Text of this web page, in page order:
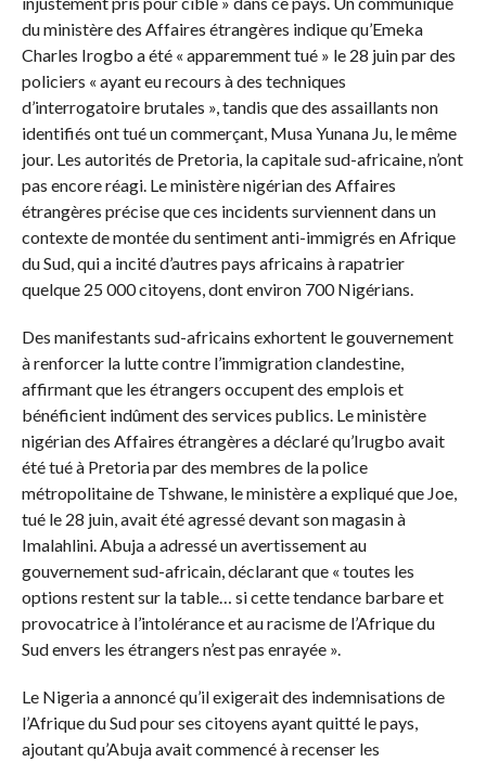
du ministère des Affaires étrangères indique qu’Emeka
Charles Irogbo a été « apparemment tué » le 28 juin par des
policiers « ayant eu recours à des techniques
d’interrogatoire brutales », tandis que des assaillants non
identifiés ont tué un commerçant, Musa Yunana Ju, le même
jour. Les autorités de Pretoria, la capitale sud-africaine, n’ont
pas encore réagi. Le ministère nigérian des Affaires
étrangères précise que ces incidents surviennent dans un
contexte de montée du sentiment anti-immigrés en Afrique
du Sud, qui a incité d’autres pays africains à rapatrier
quelque 25 000 citoyens, dont environ 700 Nigérians.
Des manifestants sud-africains exhortent le gouvernement
à renforcer la lutte contre l’immigration clandestine,
affirmant que les étrangers occupent des emplois et
bénéficient indûment des services publics. Le ministère
nigérian des Affaires étrangères a déclaré qu’Irugbo avait
été tué à Pretoria par des membres de la police
métropolitaine de Tshwane, le ministère a expliqué que Joe,
tué le 28 juin, avait été agressé devant son magasin à
Imalahlini. Abuja a adressé un avertissement au
gouvernement sud-africain, déclarant que « toutes les
options restent sur la table… si cette tendance barbare et
provocatrice à l’intolérance et au racisme de l’Afrique du
Sud envers les étrangers n’est pas enrayée ».
Le Nigeria a annoncé qu’il exigerait des indemnisations de
l’Afrique du Sud pour ses citoyens ayant quitté le pays,
ajoutant qu’Abuja avait commencé à recenser les